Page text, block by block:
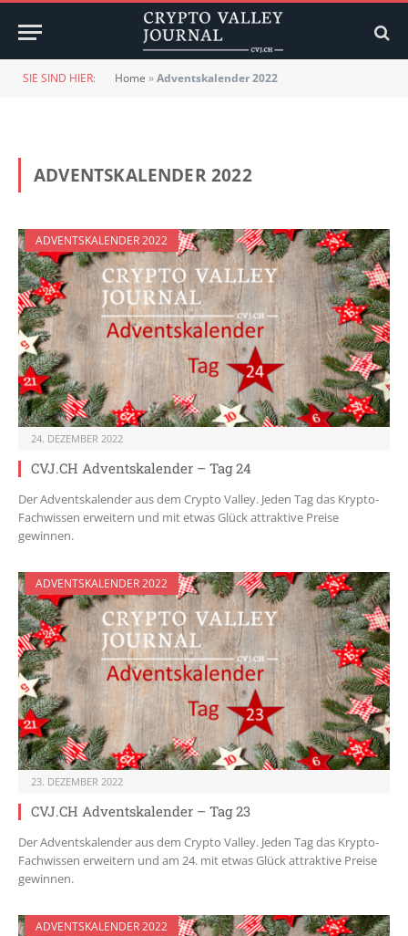
SIE SIND HIER: Home »Adventskalender 2022
ADVENTSKALENDER 2022
ADVENTSKALENDER 2022
24. DEZEMBER 2022
CVJ.CH Adventskalender – Tag 24
Der Adventskalender aus dem Crypto Valley. Jeden Tag das Krypto-
Fachwissen erweitern und mit etwas Glück attraktive Preise
gewinnen.
ADVENTSKALENDER 2022
23. DEZEMBER 2022
CVJ.CH Adventskalender – Tag 23
Der Adventskalender aus dem Crypto Valley. Jeden Tag das Krypto-
Fachwissen erweitern und am 24. mit etwas Glück attraktive Preise
gewinnen.
ADVENTSKALENDER 2022